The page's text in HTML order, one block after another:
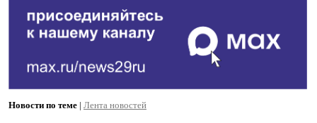
Новости по теме | Лента новостей